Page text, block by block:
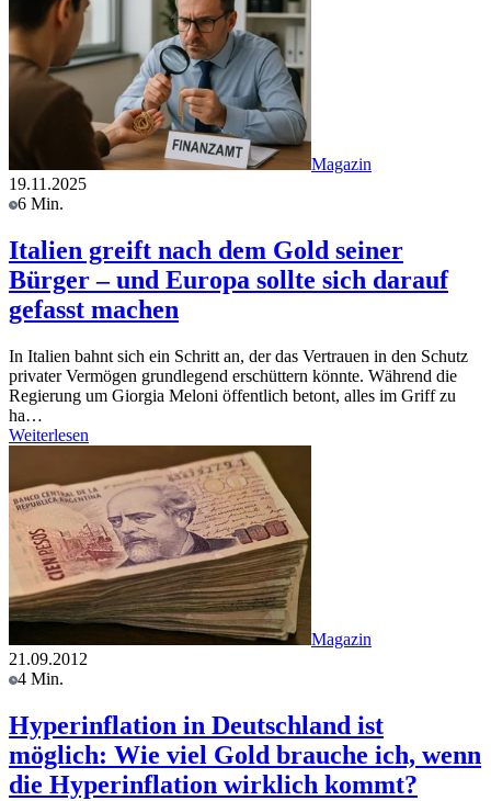
Magazin
19.11.2025
6 Min.
Italien greift nach dem Gold seiner
Bürger – und Europa sollte sich darauf
gefasst machen
In Italien bahnt sich ein Schritt an, der das Vertrauen in den Schutz
privater Vermögen grundlegend erschüttern könnte. Während die
Regierung um Giorgia Meloni öffentlich betont, alles im Griff zu
ha…
Weiterlesen
Magazin
21.09.2012
4 Min.
Hyperinflation in Deutschland ist
möglich: Wie viel Gold brauche ich, wenn
die Hyperinflation wirklich kommt?